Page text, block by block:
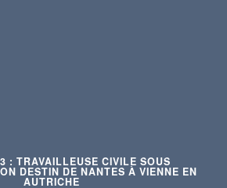
: TRAVAILLEUSE CIVILE SOUS
DESTIN DE NANTES À VIENNE EN
AUTRICHE